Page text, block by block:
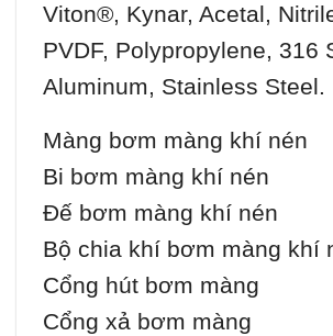
Viton®, Kynar, Acetal,
PVDF, Polypropylene, 316
Aluminum, Stainless Steel.
Màng bơm màng khí nén
Bi bơm màng khí nén
Đế bơm màng khí nén
Bộ chia khí bơm màng khí
Cổng hút bơm màng
Cổng xả bơm màng